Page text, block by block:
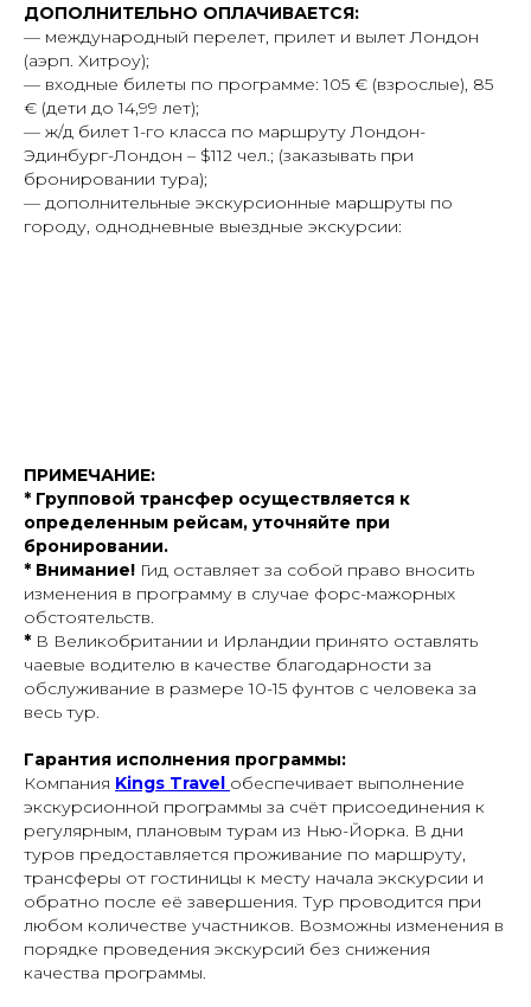
ДОПОЛНИТЕЛЬНО ОПЛАЧИВАЕТСЯ:
— международный перелет, прилет и вылет Лондон
(аэрп. Хитроу);
— входные билеты по программе: 105 € (взрослые), 85
€ (дети до 14,99 лет);
— ж/д билет 1-го класса по маршруту Лондон-
Эдинбург-Лондон – $112 чел.; (заказывать при
бронировании тура);
— дополнительные экскурсионные маршруты по
городу, однодневные выездные экскурсии:
ПРИМЕЧАНИЕ:
* Групповой трансфер осуществляется к
определенным рейсам, уточняйте при
бронировании.
* Внимание! Гид оставляет за собой право вносить
изменения в программу в случае форс-мажорных
обстоятельств.
* В Великобритании и Ирландии принято оставлять
чаевые водителю в качестве благодарности за
обслуживание в размере 10-15 фунтов с человека за
весь тур.
Гарантия исполнения программы:
Компания Kings Travel обеспечивает выполнение
экскурсионной программы за счёт присоединения к
регулярным, плановым турам из Нью-Йорка. В дни
туров предоставляется проживание по маршруту,
трансферы от гостиницы к месту начала экскурсии и
обратно после её завершения. Тур проводится при
любом количестве участников. Возможны изменения в
порядке проведения экскурсий без снижения
качества программы.